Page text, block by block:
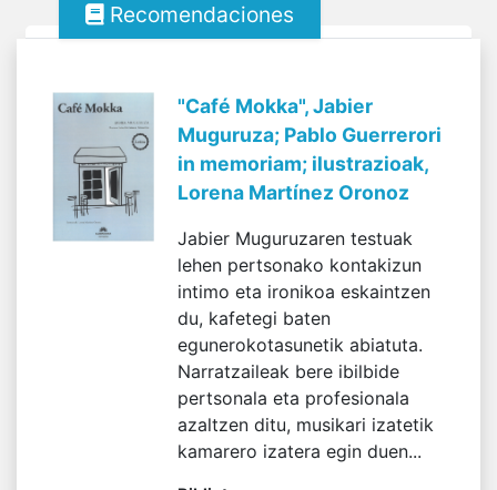
Recomendaciones
"Café Mokka", Jabier
Muguruza; Pablo Guerrerori
in memoriam; ilustrazioak,
Lorena Martínez Oronoz
Jabier Muguruzaren testuak
lehen pertsonako kontakizun
intimo eta ironikoa eskaintzen
du, kafetegi baten
egunerokotasunetik abiatuta.
Narratzaileak bere ibilbide
pertsonala eta profesionala
azaltzen ditu, musikari izatetik
kamarero izatera egin duen...